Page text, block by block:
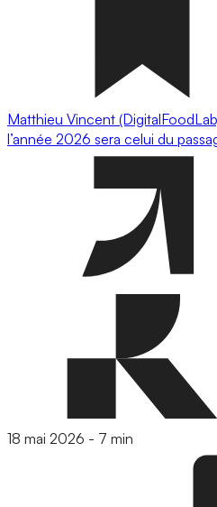
Matthieu Vincent
l’année 2026 sera celui du
18 mai 2026 - 7 min